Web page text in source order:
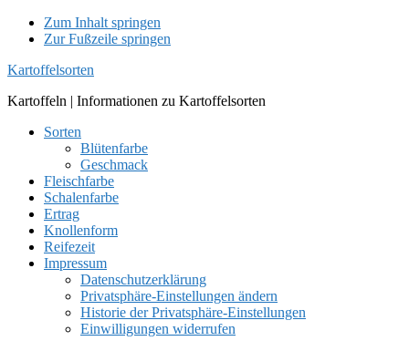
Zum Inhalt springen
Zur Fußzeile springen
Kartoffelsorten
Kartoffeln | Informationen zu Kartoffelsorten
Sorten
Blütenfarbe
Geschmack
Fleischfarbe
Schalenfarbe
Ertrag
Knollenform
Reifezeit
Impressum
Datenschutzerklärung
Privatsphäre-Einstellungen ändern
Historie der Privatsphäre-Einstellungen
Einwilligungen widerrufen